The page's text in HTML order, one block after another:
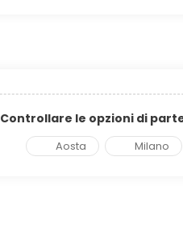
Controllare le opzioni di
Aosta Milano